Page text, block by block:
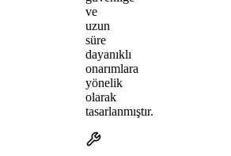
ve
uzun
süre
dayanıklı
onarımlara
yönelik
olarak
tasarlanmıştır.